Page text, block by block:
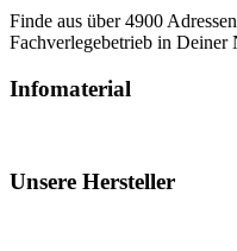
Finde aus über 4900
Fachverlegebetrieb in Deiner
Infomaterial
Unsere Hersteller